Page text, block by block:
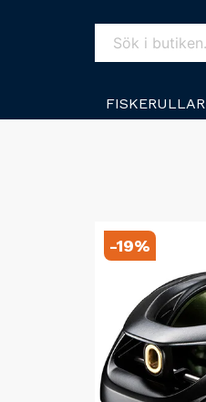
FISKERULLAR
-19%